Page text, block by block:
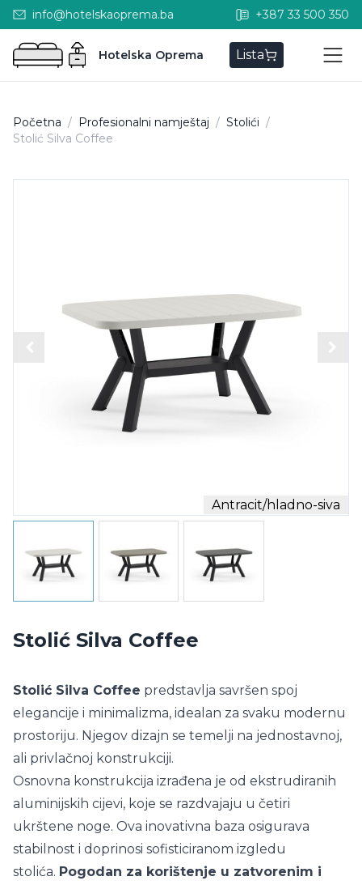
info@hotelskaoprema.ba +387 33 500 350
Hotelska Oprema Lista
Početna / Profesionalni namještaj / Stolići /
Stolić Silva Coffee
Antracit/hladno-siva
Stolić Silva Coffee
Stolić Silva Coffee predstavlja savršen spoj
elegancije i minimalizma, idealan za svaku modernu
prostoriju. Njegov dizajn se temelji na jednostavnoj,
ali privlačnoj konstrukciji.
Osnovna konstrukcija izrađena je od ekstrudiranih
aluminijskih cijevi, koje se razdvajaju u četiri
ukrštene noge. Ova inovativna baza osigurava
stabilnost i doprinosi sofisticiranom izgledu
stolića. Pogodan za korištenje u zatvorenim i